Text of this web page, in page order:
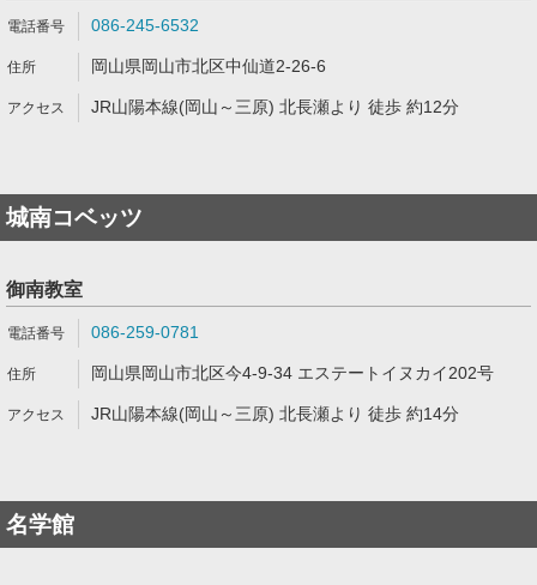
086-245-6532
岡山県岡山市北区中仙道2-26-6
JR山陽本線(岡山～三原) 北長瀬より 徒歩 約12分
城南コベッツ
御南教室
086-259-0781
岡山県岡山市北区今4-9-34 エステートイヌカイ202号
JR山陽本線(岡山～三原) 北長瀬より 徒歩 約14分
名学館